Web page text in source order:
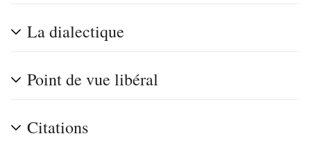
La dialectique
Point de vue libéral
Citations